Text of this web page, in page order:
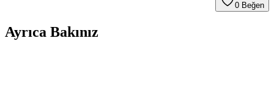
0 Beğen
Ayrıca Bakınız